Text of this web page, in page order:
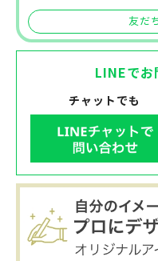
友だ
LINEでお
チャットでも